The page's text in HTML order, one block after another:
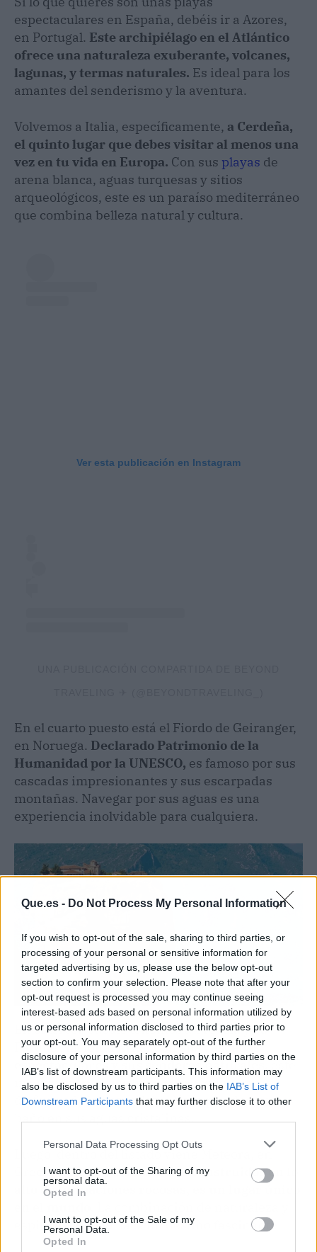
Que.es - Do Not Process My Personal Information
If you wish to opt-out of the sale, sharing to third parties, or
processing of your personal or sensitive information for
targeted advertising by us, please use the below opt-out
section to confirm your selection. Please note that after your
opt-out request is processed you may continue seeing
interest-based ads based on personal information utilized by
us or personal information disclosed to third parties prior to
your opt-out. You may separately opt-out of the further
disclosure of your personal information by third parties on the
IAB’s list of downstream participants. This information may
also be disclosed by us to third parties on the IAB’s List of
Downstream Participants that may further disclose it to other
Personal Data Processing Opt Outs
I want to opt-out of the Sharing of my
personal data.
Opted In
I want to opt-out of the Sale of my
Personal Data.
Opted In
espectaculares en España, debéis ir a Azores,
en Portugal. Este archipiélago en el Atlántico
ofrece una naturaleza exuberante, volcanes,
lagunas, y termas naturales. Es ideal para los
amantes del senderismo y la aventura.
Volvemos a Italia, específicamente, a Cerdeña,
el quinto lugar que debes visitar al menos una
vez en tu vida en Europa. Con sus playas de
arena blanca, aguas turquesas y sitios
arqueológicos, este es un paraíso mediterráneo
que combina belleza natural y cultura.
Ver esta publicación en Instagram
En el cuarto puesto está el Fiordo de Geiranger,
en Noruega. Declarado Patrimonio de la
Humanidad por la UNESCO, es famoso por sus
cascadas impresionantes y sus escarpadas
montañas. Navegar por sus aguas es una
experiencia inolvidable para cualquiera.
En el tercer puesto tenemos a Croacia y su
Parque Nacional Krka.Con sus cascadas
espectaculares y sus senderos naturales, este
mágico lugar es perfecto para explorar y
disfrutar de la naturaleza. No te pierdas un
baño en sus aguas cristalinas.
Luego, dentro del listado viene Meteora, en
Grecia.Con sus monasterios construidos en lo
alto de formaciones rocosas, es un lugar único
espiritualidad lo hace un destino fascinante.